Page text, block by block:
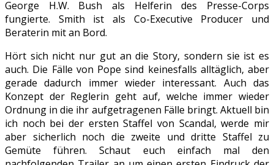
George H.W. Bush als Helferin des Presse-Corps
fungierte. Smith ist als Co-Executive Producer und
Beraterin mit an Bord.
Hört sich nicht nur gut an die Story, sondern sie ist es
auch. Die Fälle von Pope sind keinesfalls alltäglich, aber
gerade dadurch immer wieder interessant. Auch das
Konzept der Reglerin geht auf, welche immer wieder
Ordnung in die ihr aufgetragenen Fälle bringt. Aktuell bin
ich noch bei der ersten Staffel von Scandal, werde mir
aber sicherlich noch die zweite und dritte Staffel zu
Gemüte führen. Schaut euch einfach mal den